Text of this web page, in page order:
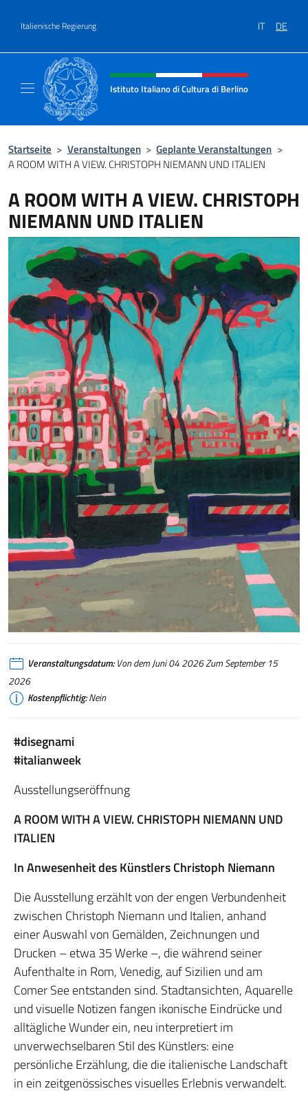
Italienische Regierung IT DE
Header-Site, Social und Menü
Istituto Italiano di Cultura di Berlino
Startseite > Veranstaltungen > Geplante Veranstaltungen >
A ROOM WITH A VIEW. CHRISTOPH NIEMANN UND ITALIEN
A ROOM WITH A VIEW. CHRISTOPH
NIEMANN UND ITALIEN
Veranstaltungsdatum:Von dem Juni 04 2026 Zum September 15
2026
Kostenpflichtig:Nein
#disegnami
#italianweek
Ausstellungseröffnung
A ROOM WITH A VIEW. CHRISTOPH NIEMANN UND
ITALIEN
In Anwesenheit des Künstlers Christoph Niemann
Die Ausstellung erzählt von der engen Verbundenheit
zwischen Christoph Niemann und Italien, anhand
einer Auswahl von Gemälden, Zeichnungen und
Drucken – etwa 35 Werke –, die während seiner
Aufenthalte in Rom, Venedig, auf Sizilien und am
Comer See entstanden sind. Stadtansichten, Aquarelle
und visuelle Notizen fangen ikonische Eindrücke und
alltägliche Wunder ein, neu interpretiert im
unverwechselbaren Stil des Künstlers: eine
persönliche Erzählung, die die italienische Landschaft
in ein zeitgenössisches visuelles Erlebnis verwandelt.